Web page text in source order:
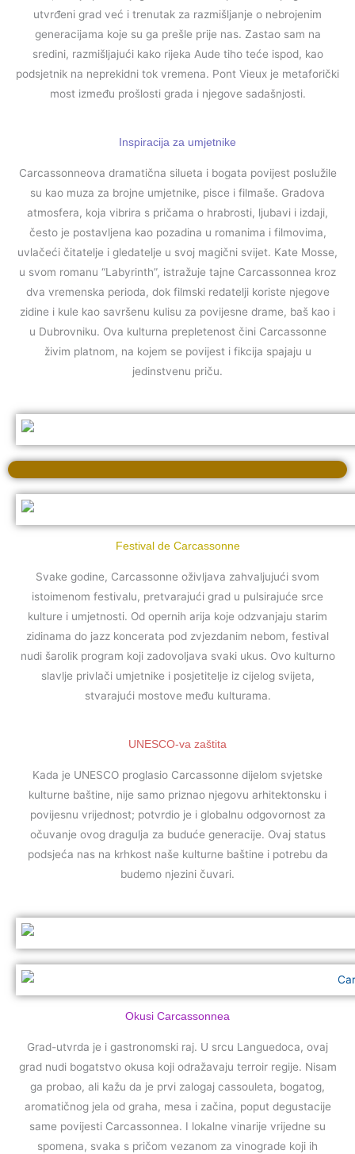
utvrđeni grad već i trenutak za razmišljanje o nebrojenim
generacijama koje su ga prešle prije nas. Zastao sam na
sredini, razmišljajući kako rijeka Aude tiho teće ispod, kao
podsjetnik na neprekidni tok vremena. Pont Vieux je metaforički
most između prošlosti grada i njegove sadašnjosti.
Inspiracija za umjetnike
Carcassonneova dramatična silueta i bogata povijest poslužile
su kao muza za brojne umjetnike, pisce i filmaše. Gradova
atmosfera, koja vibrira s pričama o hrabrosti, ljubavi i izdaji,
često je postavljena kao pozadina u romanima i filmovima,
uvlačeći čitatelje i gledatelje u svoj magični svijet. Kate Mosse,
u svom romanu “Labyrinth”, istražuje tajne Carcassonnea kroz
dva vremenska perioda, dok filmski redatelji koriste njegove
zidine i kule kao savršenu kulisu za povijesne drame, baš kao i
u Dubrovniku. Ova kulturna prepletenost čini Carcassonne
živim platnom, na kojem se povijest i fikcija spajaju u
jedinstvenu priču.
Festival de Carcassonne
Svake godine, Carcassonne oživljava zahvaljujući svom
istoimenom festivalu, pretvarajući grad u pulsirajuće srce
kulture i umjetnosti. Od opernih arija koje odzvanjaju starim
zidinama do jazz koncerata pod zvjezdanim nebom, festival
nudi šarolik program koji zadovoljava svaki ukus. Ovo kulturno
slavlje privlači umjetnike i posjetitelje iz cijelog svijeta,
stvarajući mostove među kulturama.
UNESCO-va zaštita
Kada je UNESCO proglasio Carcassonne dijelom svjetske
kulturne baštine, nije samo priznao njegovu arhitektonsku i
povijesnu vrijednost; potvrdio je i globalnu odgovornost za
očuvanje ovog dragulja za buduće generacije. Ovaj status
podsjeća nas na krhkost naše kulturne baštine i potrebu da
budemo njezini čuvari.
Okusi Carcassonnea
Grad-utvrda je i gastronomski raj. U srcu Languedoca, ovaj
grad nudi bogatstvo okusa koji odražavaju terroir regije. Nisam
ga probao, ali kažu da je prvi zalogaj cassouleta, bogatog,
aromatičnog jela od graha, mesa i začina, poput degustacije
same povijesti Carcassonnea. I lokalne vinarije vrijedne su
spomena, svaka s pričom vezanom za vinograde koji ih